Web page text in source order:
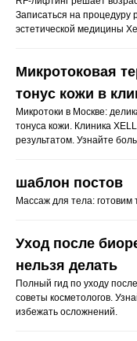
Записаться на процедуру
эстетической медицины
Микротоковая
тонус кожи в
Микротоки в Москве:
тонуса кожи. Клиника
результатом. Узнайте
шаблон постов
Массаж для тела: готовим
Уход после
нельзя делать
Полный гид по уходу
советы косметологов.
избежать осложнений.
Аппаратная
Лазерное
Микроигольчатый
SMAS-лифтинг
+7 (499) 110-54-29
info@xella.clinic
Печатников
Сертификаты